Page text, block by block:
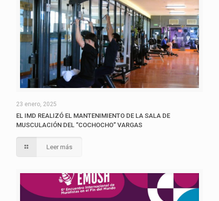
23 enero, 2025
EL IMD REALIZÓ EL MANTENIMIENTO DE LA SALA DE
MUSCULACIÓN DEL “COCHOCHO” VARGAS
Leer más